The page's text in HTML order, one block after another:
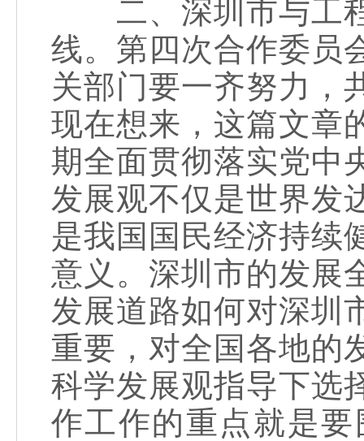
二、深圳市与工程
线。第四次合作委员
关部门要一齐努力，
现在想来，这篇文章
期全面贯彻落实党中
发展观不仅是世界发
是我国国民经济持续
意义。深圳市的发展
发展道路如何对深圳
重要，对全国各地的
科学发展观指导下选
作工作的重点就是